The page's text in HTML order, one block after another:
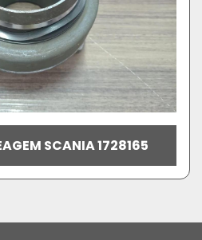
SCANIA 1728165